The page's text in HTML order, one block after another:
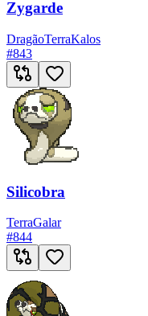
Zygarde
DragãoTerraKalos
#843
Silicobra
TerraGalar
#844